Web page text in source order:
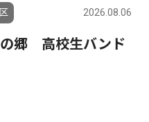
2026.08.06
郷 高校生バンド